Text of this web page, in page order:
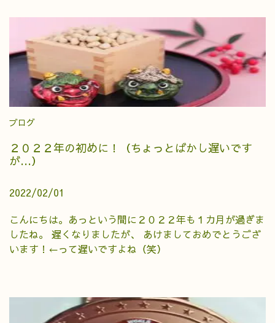
ブログ
２０２２年の初めに！（ちょっとばかし遅いです
が…）
2022/02/01
こんにちは。あっという間に２０２２年も１カ月が過ぎま
したね。 遅くなりましたが、 あけましておめでとうござ
います！←って遅いですよね（笑）